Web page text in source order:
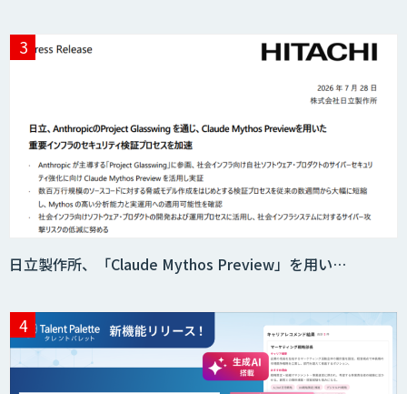
日立製作所、「Claude Mythos Preview」を用い…